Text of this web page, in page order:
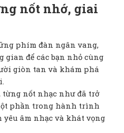
nốt nhớ, giai
phím đàn ngân vang,
gian để các bạn nhỏ cùng
giòn tan và khám phá
từng nốt nhạc như đã trở
phần trong hành trình
âm nhạc và khát vọng